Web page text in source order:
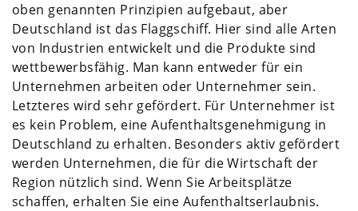
oben genannten Prinzipien aufgebaut, aber
Deutschland ist das Flaggschiff. Hier sind alle Arten
von Industrien entwickelt und die Produkte sind
wettbewerbsfähig. Man kann entweder für ein
Unternehmen arbeiten oder Unternehmer sein.
Letzteres wird sehr gefördert. Für Unternehmer ist
es kein Problem, eine Aufenthaltsgenehmigung in
Deutschland zu erhalten. Besonders aktiv gefördert
werden Unternehmen, die für die Wirtschaft der
Region nützlich sind. Wenn Sie Arbeitsplätze
schaffen, erhalten Sie eine Aufenthaltserlaubnis.